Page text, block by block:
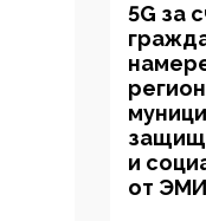
5G за
и
от ЭМИ